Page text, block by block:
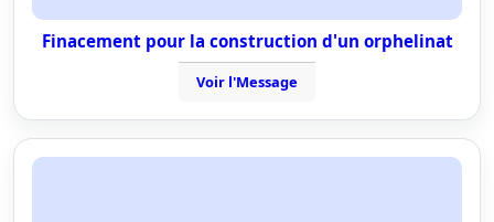
Finacement pour la construction d'un orphelinat
Voir l'Message